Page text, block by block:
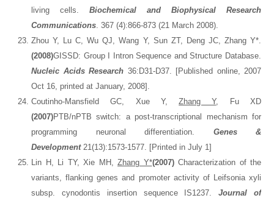
living cells. Biochemical and Biophysical Research
Communications. 367 (4):866-873 (21 March 2008).
Zhou Y, Lu C, Wu QJ, Wang Y, Sun ZT, Deng JC, Zhang Y*.
(2008)GISSD: Group I Intron Sequence and Structure Database.
Nucleic Acids Research 36:D31-D37. [Published online, 2007
Oct 16, printed at January, 2008].
Coutinho-Mansfield GC, Xue Y,Zhang Y, Fu XD
(2007)PTB/nPTB switch: a post-transcriptional mechanism for
programming neuronal differentiation. Genes &
Development21(13):1573-1577. [Printed in July 1]
Lin H, Li TY, Xie MH, Zhang Y*(2007) Characterization of the
variants, flanking genes and promoter activity of Leifsonia xyli
subsp. cynodontis insertion sequence IS1237.Journal of